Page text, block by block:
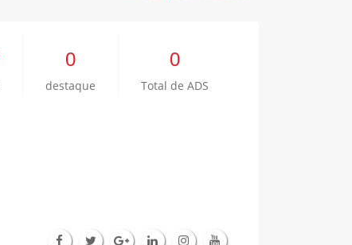
0
destaque
0
Total de ADS